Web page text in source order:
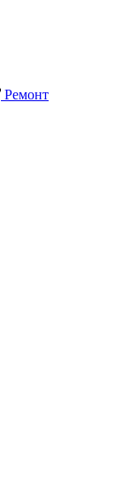
Ремонт